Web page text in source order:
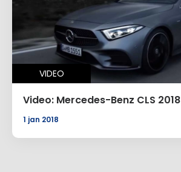
VIDEO
Video: Mercedes-Benz CLS 2018
1 jan 2018